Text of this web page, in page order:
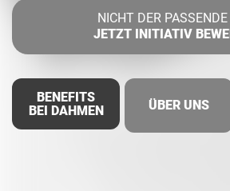
NICHT DER
JETZT INITIATIV
BENEFITS
BEI DAHMEN
ÜBER UNS